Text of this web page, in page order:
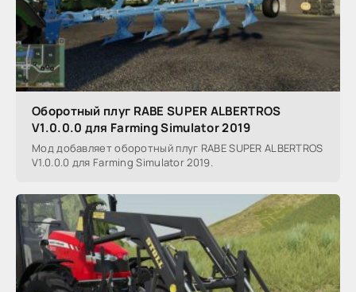
Оборотный плуг RABE SUPER ALBERTROS
V1.0.0.0 для Farming Simulator 2019
Мод добавляет оборотный плуг RABE SUPER ALBERTROS
V1.0.0.0 для Farming Simulator 2019.